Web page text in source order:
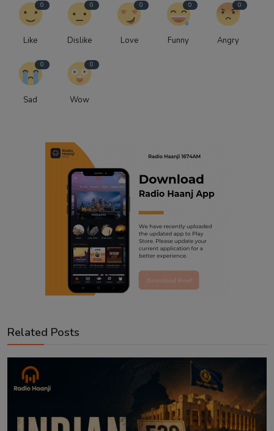
0
Like
0
Dislike
0
Love
0
Funny
0
Angry
0
Sad
0
Wow
Related Posts